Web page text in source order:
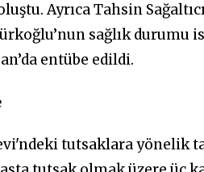
Ayrıca Tahsin
sağlık durumu
entübe edildi.
tutsaklara yönelik